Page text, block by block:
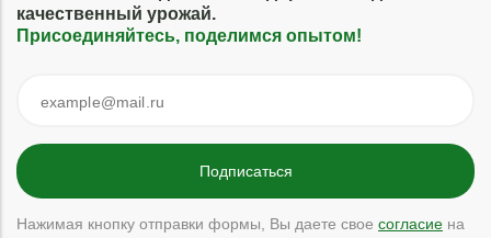
качественный урожай.
Присоединяйтесь, поделимся опытом!
Нажимая кнопку отправки формы, Вы даете свое согласие на